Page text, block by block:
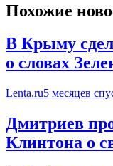
Похожие
В Крыму
о словах
Lenta.ru5 месяцев
Дмитриев
Клинтона о